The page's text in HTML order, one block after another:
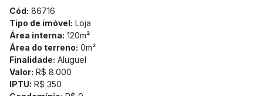
Cód: 86716
Tipo de imóvel: Loja
Área interna: 120m²
Área do terreno: 0m²
Finalidade: Aluguel
Valor: R$ 8.000
IPTU: R$ 350